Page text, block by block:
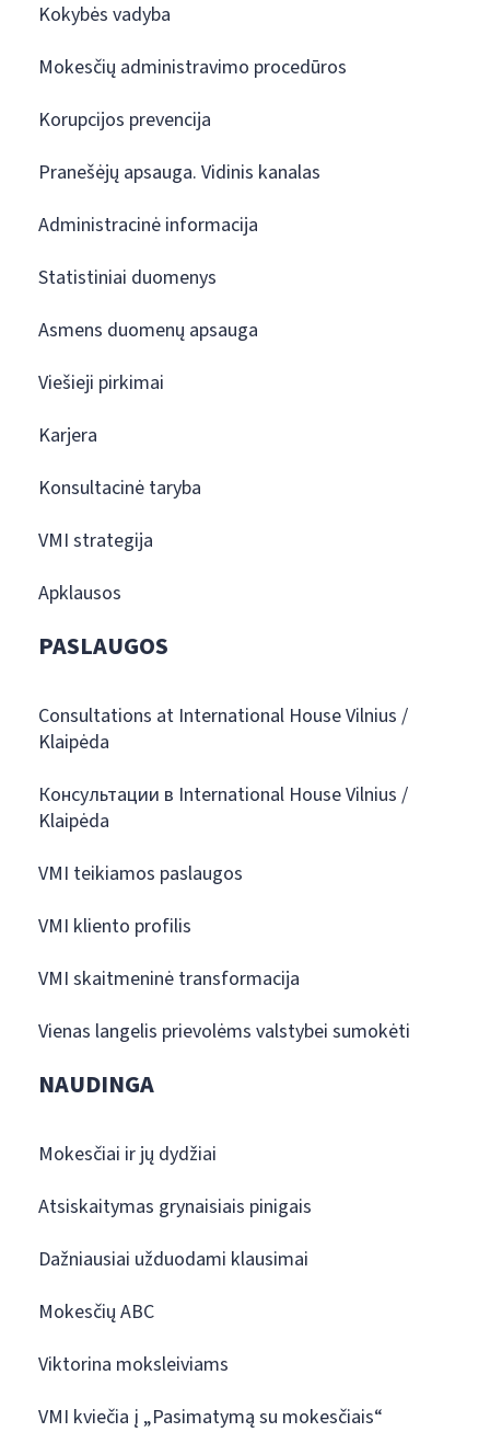
Kokybės vadyba
Mokesčių administravimo procedūros
Korupcijos prevencija
Pranešėjų apsauga. Vidinis kanalas
Administracinė informacija
Statistiniai duomenys
Asmens duomenų apsauga
Viešieji pirkimai
Karjera
Konsultacinė taryba
VMI strategija
Apklausos
PASLAUGOS
Consultations at International House Vilnius /
Klaipėda
Консультации в International House Vilnius /
Klaipėda
VMI teikiamos paslaugos
VMI kliento profilis
VMI skaitmeninė transformacija
Vienas langelis prievolėms valstybei sumokėti
NAUDINGA
Mokesčiai ir jų dydžiai
Atsiskaitymas grynaisiais pinigais
Dažniausiai užduodami klausimai
Mokesčių ABC
Viktorina moksleiviams
VMI kviečia į „Pasimatymą su mokesčiais“